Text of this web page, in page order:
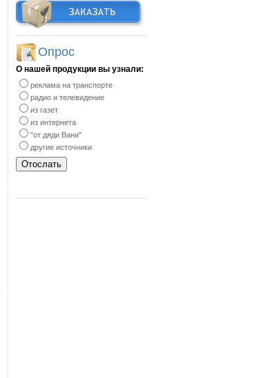
Опрос
О нашей продукции вы узнали:
реклама на транспорте
радио и телевидение
из газет
из интернета
"от дяди Вани"
другие источники